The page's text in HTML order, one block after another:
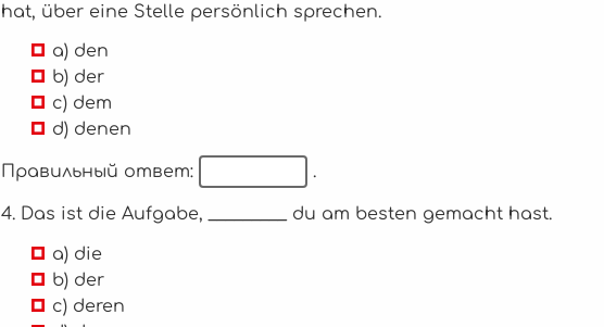
hat, über eine Stelle persönlich sprechen.
a) den
b) der
c) dem
d) denen
Правильный ответ: .
4. Das ist die Aufgabe, _________ du am besten gemacht hast.
a) die
b) der
c) deren